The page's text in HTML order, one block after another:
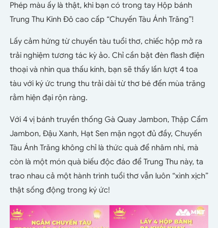
Phép màu ấy là thật, khi bạn có trong tay Hộp bánh
Trung Thu Kinh Đô cao cấp “Chuyến Tàu Ánh Trăng”!
Lấy cảm hứng từ chuyến tàu tuổi thơ, chiếc hộp mở ra
trải nghiệm tương tác kỳ ảo. Chỉ cần bật đèn flash điện
thoại và nhìn qua thấu kính, bạn sẽ thấy lần lượt 4 toa
tàu với ký ức trung thu trải dài từ thơ bé đến mùa trăng
rằm hiện đại rộn ràng.
Với 4 vị bánh truyền thống Gà Quay Jambon, Thập Cẩm
Jambon, Đậu Xanh, Hạt Sen mặn ngọt đủ đầy, Chuyến
Tàu Ánh Trăng không chỉ là thức quà để nhâm nhi, mà
còn là một món quà biếu độc đáo để Trung Thu này, ta
trao nhau cả một hành trình tuổi thơ vẫn luôn “xình xịch”
thật sống động trong ký ức!